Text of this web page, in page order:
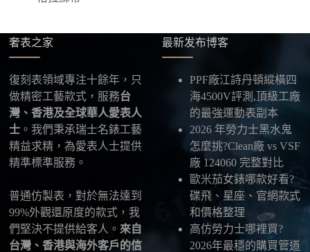
四、填寫收件資料與出貨
發給我們，我們會為您選擇合適的物流公司，全程提
供最新物流資訊與查件連結。
五、海外寄送說明
本店支援寄送至香港、澳門、台灣、欧美以及其他海
外地區，運費會依照目的地與物流方案另行報價，客
服在出貨前會跟您確認清楚。
最後：喜歡就別拖太久，有些熱門款現貨數量有
限，早一步確認，就能早一點戴上喜歡的腕錶。
奢表之家
復刻表領域專注十餘年，只
做精密工藝款式，服務台
灣、香港及全球華人愛表人
士 。我們秉承瑞士名錶工藝
精益求精，為愛表人士提供
精準標準服務。
普通仿製表，對於無法達到
99%外觀還原度的款式，我
們堅決不提供給客人。 來自
台灣、香港與海外客戶的信
最新发布博客
PPF廠江詩丹頓縱橫四
海4500V評測,頂級工廠
的最強運動表副本
2026 年勞力士黑水鬼
怎麼挑?Clean廠 vs VSF
廠 124060 完整對比
歐米茄女錶哪款好看?
碟飛、星座、官網款式
和價格整理
高仿勞力士哪裡買?
2026年最穩的購買管道